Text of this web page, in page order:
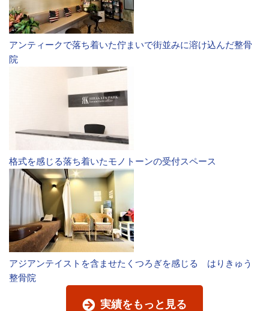
アンティークで落ち着いた佇まいで街並みに溶け込んだ整骨
院
格式を感じる落ち着いたモノトーンの受付スペース
アジアンテイストを含ませたくつろぎを感じる はりきゅう
整骨院
実績をもっと見る